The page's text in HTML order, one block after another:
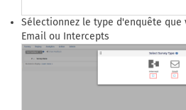
Sélectionnez le type d'enquête que
Email ou Intercepts